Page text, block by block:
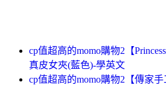
cp值超高的momo購物2【
真皮女夾(藍色)-學英文
cp值超高的momo購物2【傳家